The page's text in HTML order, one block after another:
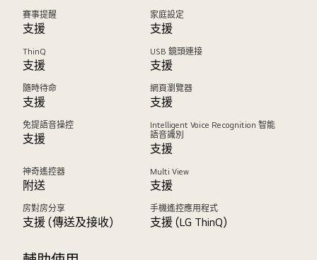
賽事提醒
支援
家庭設定
支援
ThinQ
支援
USB 鏡頭連接
支援
隨時待命
支援
網頁瀏覽器
支援
免提語音操控
支援
Intelligent Voice Recognition 智能
語音識別
支援
神奇遙控器
附送
Multi View
支援
房對房分享
支援 (傳送及接收)
手機遙控應用程式
支援 (LG ThinQ)